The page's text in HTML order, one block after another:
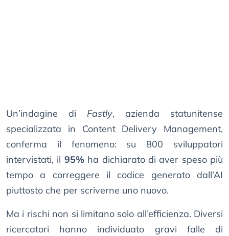
Un’indagine di Fastly, azienda statunitense
specializzata in Content Delivery Management,
conferma il fenomeno: su 800 sviluppatori
intervistati, il 95%ha dichiarato di aver speso più
tempo a correggere il codice generato dall’AI
piuttosto che per scriverne uno nuovo.
Ma i rischi non si limitano solo all’efficienza. Diversi
ricercatori hanno individuato gravi falle di